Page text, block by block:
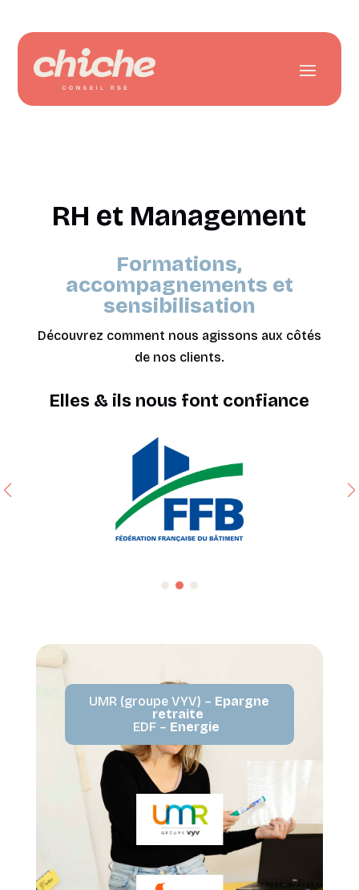
RH et Management
Formations,
accompagnements et
sensibilisation
Découvrez comment nous agissons aux côtés
de nos clients.
Elles & ils nous font confiance
UMR (groupe VYV) – Epargne
retraite
EDF – Energie